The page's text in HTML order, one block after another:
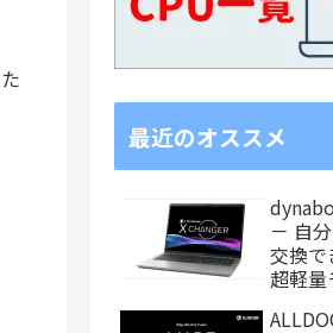
最近のオススメ
－ 自
交換で
超軽量
に！